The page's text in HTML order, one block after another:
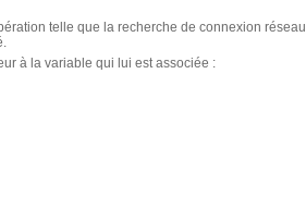
telle que la recherche de connexion réseau
à la variable qui lui est associée :